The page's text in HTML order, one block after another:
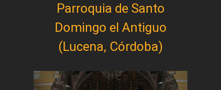
Parroquia de Santo
Domingo el Antiguo
(Lucena, Córdoba)